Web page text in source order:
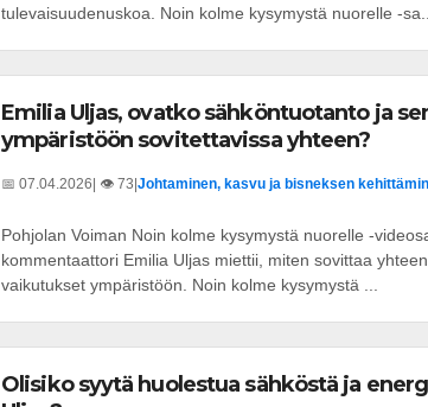
tulevaisuudenuskoa. Noin kolme kysymystä nuorelle -
Emilia Uljas, ovatko sähköntuotanto ja
ympäristöön sovitettavissa yhteen?
📅 07.04.2026 | 👁️ 73 Johtaminen, kasvu ja bisneksen
Pohjolan Voiman Noin kolme kysymystä nuorelle -
kommentaattori Emilia Uljas miettii, miten sovittaa
vaikutukset ympäristöön. Noin kolme kysymystä ...
Olisiko syytä huolestua sähköstä ja